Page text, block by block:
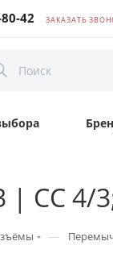
42 ЗАКАЗАТЬ
| CC 4/
—